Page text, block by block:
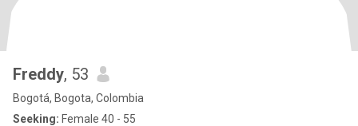
Freddy, 53
Bogotá, Bogota, Colombia
Seeking: Female 40 - 55